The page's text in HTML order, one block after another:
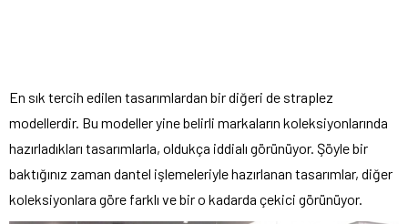
En sık tercih edilen tasarımlardan bir diğeri de straplez
modellerdir. Bu modeller yine belirli markaların koleksiyonlarında
hazırladıkları tasarımlarla, oldukça iddialı görünüyor. Şöyle bir
baktığınız zaman dantel işlemeleriyle hazırlanan tasarımlar, diğer
koleksiyonlara göre farklı ve bir o kadarda çekici görünüyor.